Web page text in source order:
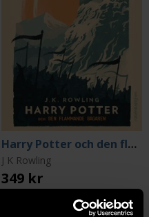
Harry Potter och den flammande bägaren - 20 år
J K Rowling
349 kr